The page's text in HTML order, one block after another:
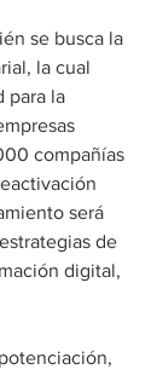
se busca la
la cual
para la
compañías
será
de
digital,